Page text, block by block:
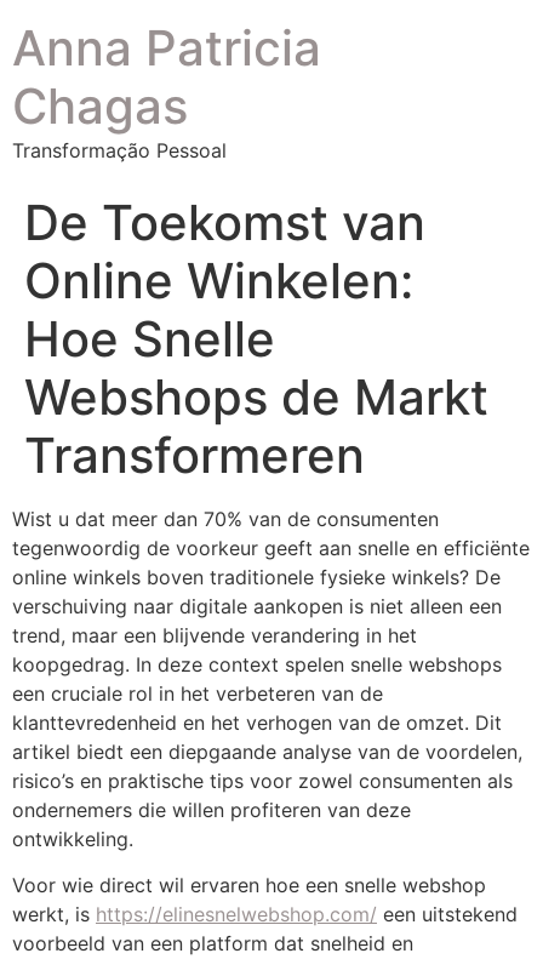
Anna Patricia
Chagas
Transformação Pessoal
De Toekomst van
Online Winkelen:
Hoe Snelle
Webshops de Markt
Transformeren
Wist u dat meer dan 70% van de consumenten
tegenwoordig de voorkeur geeft aan snelle en efficiënte
online winkels boven traditionele fysieke winkels? De
verschuiving naar digitale aankopen is niet alleen een
trend, maar een blijvende verandering in het
koopgedrag. In deze context spelen snelle webshops
een cruciale rol in het verbeteren van de
klanttevredenheid en het verhogen van de omzet. Dit
artikel biedt een diepgaande analyse van de voordelen,
risico’s en praktische tips voor zowel consumenten als
ondernemers die willen profiteren van deze
ontwikkeling.
Voor wie direct wil ervaren hoe een snelle webshop
werkt, is https://elinesnelwebshop.com/ een uitstekend
voorbeeld van een platform dat snelheid en